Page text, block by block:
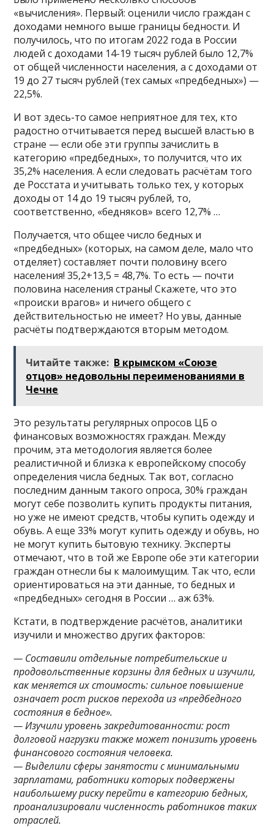
«вычисления». Первый: оценили число граждан с
доходами немного выше границы бедности. И
получилось, что по итогам 2022 года в России
людей с доходами 14-19 тысяч рублей было 12,7%
от общей численности населения, а с доходами от
19 до 27 тысяч рублей (тех самых «предбедных») —
22,5%.
И вот здесь-то самое неприятное для тех, кто
радостно отчитывается перед высшей властью в
стране — если обе эти группы зачислить в
категорию «предбедных», то получится, что их
35,2% населения. А если следовать расчётам того
де Росстата и учитывать только тех, у которых
доходы от 14 до 19 тысяч рублей, то,
соответственно, «бедняков» всего 12,7% …
Получается, что общее число бедных и
«предбедных» (которых, на самом деле, мало что
отделяет) составляет почти половину всего
населения! 35,2+13,5 = 48,7%. То есть — почти
половина населения страны! Скажете, что это
«происки врагов» и ничего общего с
действительностью не имеет? Но увы, данные
расчёты подтверждаются вторым методом.
Читайте также: В крымском «Союзе
отцов» недовольны переименованиями в
Чечне
Это результаты регулярных опросов ЦБ о
финансовых возможностях граждан. Между
прочим, эта методология является более
реалистичной и близка к европейскому способу
определения числа бедных. Так вот, согласно
последним данным такого опроса, 30% граждан
могут себе позволить купить продукты питания,
но уже не имеют средств, чтобы купить одежду и
обувь. А еще 33% могут купить одежду и обувь, но
не могут купить бытовую технику. Эксперты
отмечают, что в той же Европе обе эти категории
граждан отнесли бы к малоимущим. Так что, если
ориентироваться на эти данные, то бедных и
«предбедных» сегодня в России … аж 63%.
Кстати, в подтверждение расчётов, аналитики
изучили и множество других факторов:
— Составили отдельные потребительские и
продовольственные корзины для бедных и изучили,
как меняется их стоимость: сильное повышение
означает рост рисков перехода из «предбедного
состояния в бедное».
— Изучили уровень закредитованности: рост
долговой нагрузки также может понизить уровень
финансового состояния человека.
— Выделили сферы занятости с минимальными
зарплатами, работники которых подвержены
наибольшему риску перейти в категорию бедных,
проанализировали численность работников таких
отраслей.